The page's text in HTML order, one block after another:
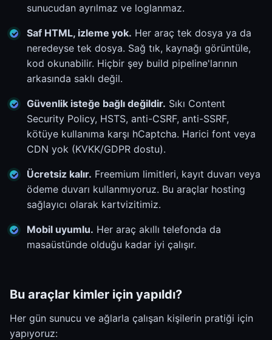
sunucudan ayrılmaz ve loglanmaz.
Saf HTML, izleme yok. Her araç tek dosya ya da
neredeyse tek dosya. Sağ tık, kaynağı görüntüle,
kod okunabilir. Hiçbir şey build pipeline'larının
arkasında saklı değil.
Güvenlik isteğe bağlı değildir. Sıkı Content
Security Policy, HSTS, anti-CSRF, anti-SSRF,
kötüye kullanıma karşı hCaptcha. Harici font veya
CDN yok (KVKK/GDPR dostu).
Ücretsiz kalır. Freemium limitleri, kayıt duvarı veya
ödeme duvarı kullanmıyoruz. Bu araçlar hosting
sağlayıcı olarak kartvizitimiz.
Mobil uyumlu. Her araç akıllı telefonda da
masaüstünde olduğu kadar iyi çalışır.
Bu araçlar kimler için yapıldı?
Her gün sunucu ve ağlarla çalışan kişilerin pratiği için
yapıyoruz: